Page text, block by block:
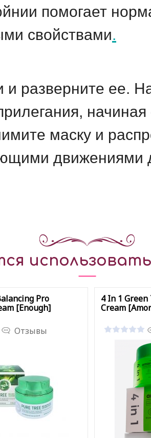
помогает
свойствами.
и разверните ее.
начиная
маску и
движениями
Pro
[Enough]
Отзывы
4 In 1
Cream